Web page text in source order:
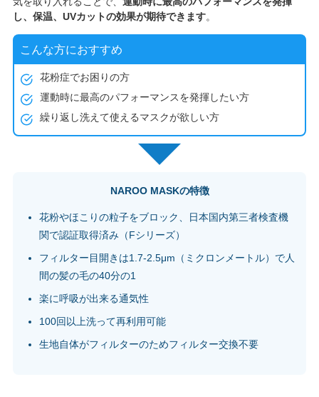
し、保温、UVカットの効果が期待できます。
こんな方におすすめ
花粉症でお困りの方
運動時に最高のパフォーマンスを発揮したい方
繰り返し洗えて使えるマスクが欲しい方
NAROO MASKの特徴
花粉やほこりの粒子をブロック、日本国内第三者検査機
関で認証取得済み（Fシリーズ）
フィルター目開きは1.7-2.5μm（ミクロンメートル）で人
間の髪の毛の40分の1
楽に呼吸が出来る通気性
100回以上洗って再利用可能
生地自体がフィルターのためフィルター交換不要